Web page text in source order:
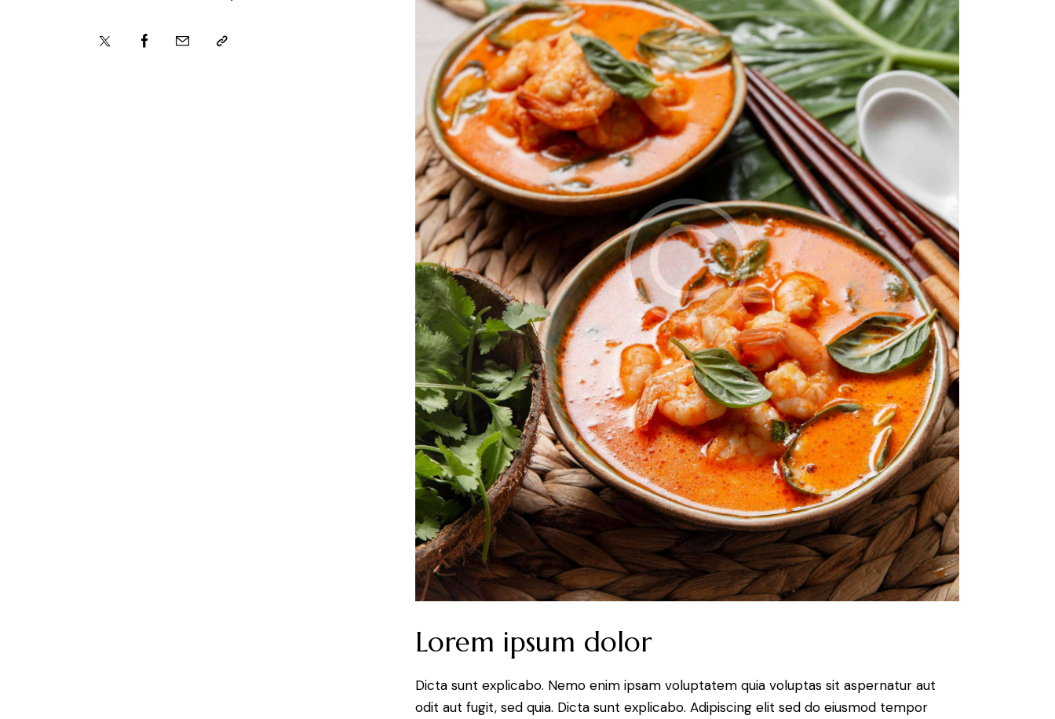
Lorem ipsum dolor
Dicta sunt explicabo. Nemo enim ipsam voluptatem quia voluptas sit aspernatur aut
odit aut fugit, sed quia. Dicta sunt explicabo. Adipiscing elit sed do eiusmod tempor